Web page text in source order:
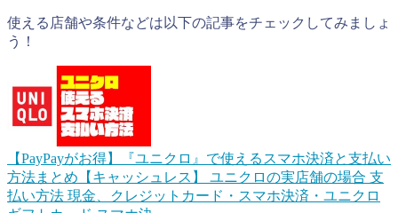
使える店舗や条件などは以下の記事をチェックしてみましょ
う！
【PayPayがお得】『ユニクロ』で使えるスマホ決済と支払い
方法まとめ【キャッシュレス】
ユニクロの実店舗の場合 支
払い方法 現金、クレジットカード・スマホ決済・ユニクロ